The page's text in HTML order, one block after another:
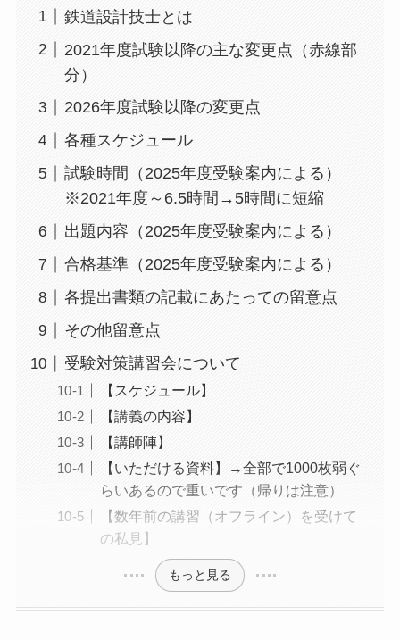
鉄道設計技士とは
2021年度試験以降の主な変更点（赤線部
分）
2026年度試験以降の変更点
各種スケジュール
試験時間（2025年度受験案内による）
※2021年度～6.5時間→5時間に短縮
出題内容（2025年度受験案内による）
合格基準（2025年度受験案内による）
各提出書類の記載にあたっての留意点
その他留意点
受験対策講習会について
【スケジュール】
【講義の内容】
【講師陣】
【いただける資料】→全部で1000枚弱ぐ
らいあるので重いです（帰りは注意）
【数年前の講習（オフライン）を受けて
の私見】
もっと見る